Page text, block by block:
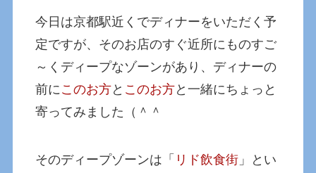
今日は京都駅近くでディナーをいただく予
定ですが、そのお店のすぐ近所にものすご
～くディープなゾーンがあり、ディナーの
前にこのお方と このお方と一緒にちょっと
寄ってみました（＾＾
そのディープゾーンは「 リド飲食街 」とい